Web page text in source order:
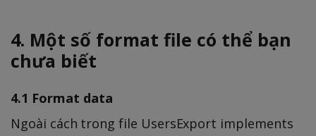
4. Một số format file có thể bạn
chưa biết
4.1 Format data
Ngoài cách trong file UsersExport implements